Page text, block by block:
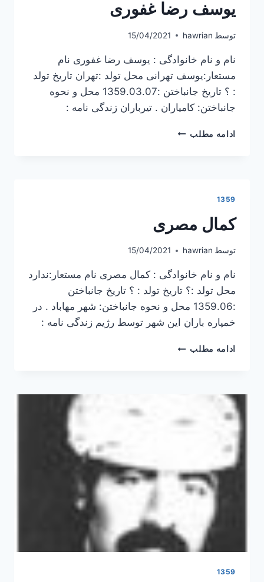
یوسف رضا غفوری
توسط hawrian
15/04/2021
نام و نام خانوادگی : یوسف رضا غفوری نام
مستعار:یوسف تهرانی محل تولد :تهران تاریخ تولد
: ؟ تاریخ جانباختن :1359.03.07 محل و نحوه
جانباختن: کامیاران . تیرباران زندگی نامه :
ادامه مطلب یوسف
1359
کمال مصری
توسط hawrian
15/04/2021
نام و نام خانوادگی : کمال مصری نام مستعار:ندارد
محل تولد :؟ تاریخ تولد : ؟ تاریخ جانباختن
:1359.06 محل و نحوه جانباختن: شهر مهاباد . در
خمپاره باران این شهر توسط رژیم زندگی نامه :
ادامه مطلب کمال
1359